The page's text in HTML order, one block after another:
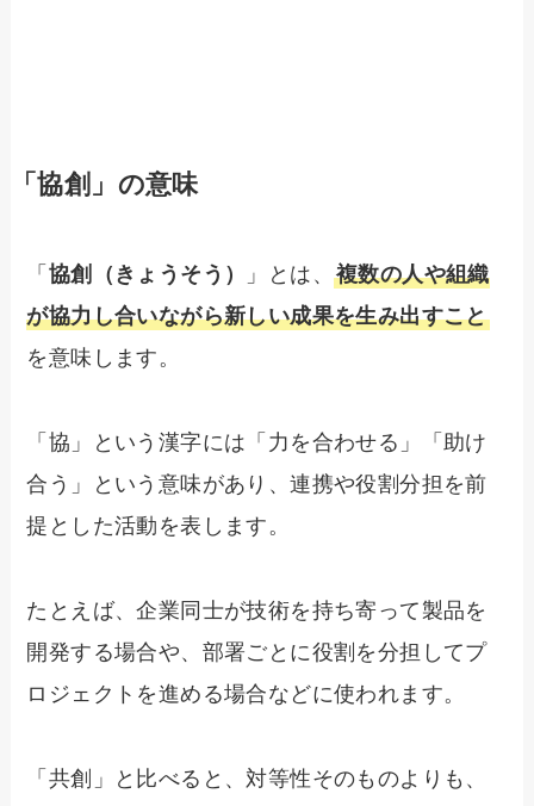
「協創」の意味
「 協創（きょうそう） 」とは、複数の人や組織
が協力し合いながら新しい成果を生み出すこと
を意味します。
「協」という漢字には「力を合わせる」「助け
合う」という意味があり、連携や役割分担を前
提とした活動を表します。
たとえば、企業同士が技術を持ち寄って製品を
開発する場合や、部署ごとに役割を分担してプ
ロジェクトを進める場合などに使われます。
「共創」と比べると、対等性そのものよりも、